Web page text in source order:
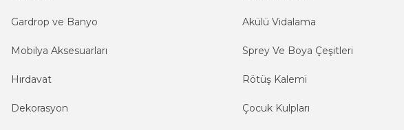
Gardrop ve Banyo
Mobilya Aksesuarları
Hırdavat
Dekorasyon
Akülü Vidalama
Sprey Ve Boya Çeşitleri
Rötüş Kalemi
Çocuk Kulpları